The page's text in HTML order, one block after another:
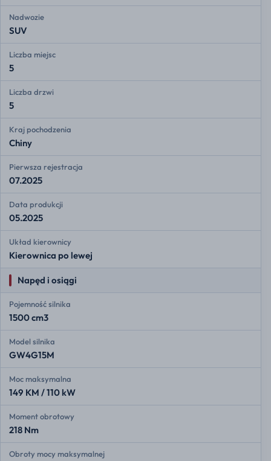
Nadwozie
SUV
Liczba miejsc
5
Liczba drzwi
5
Kraj pochodzenia
Chiny
Pierwsza rejestracja
07.2025
Data produkcji
05.2025
Układ kierownicy
Kierownica po lewej
Napęd i osiągi
Pojemność silnika
1500 cm3
Model silnika
GW4G15M
Moc maksymalna
149 KM / 110 kW
Moment obrotowy
218 Nm
Obroty mocy maksymalnej